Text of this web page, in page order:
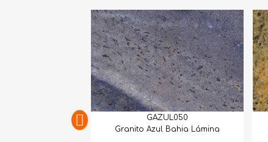
GAZUL050
Granito Azul Bahia Lámina